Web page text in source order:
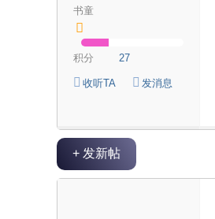
书童
积分 27
收听TA 发消息
+ 发新帖